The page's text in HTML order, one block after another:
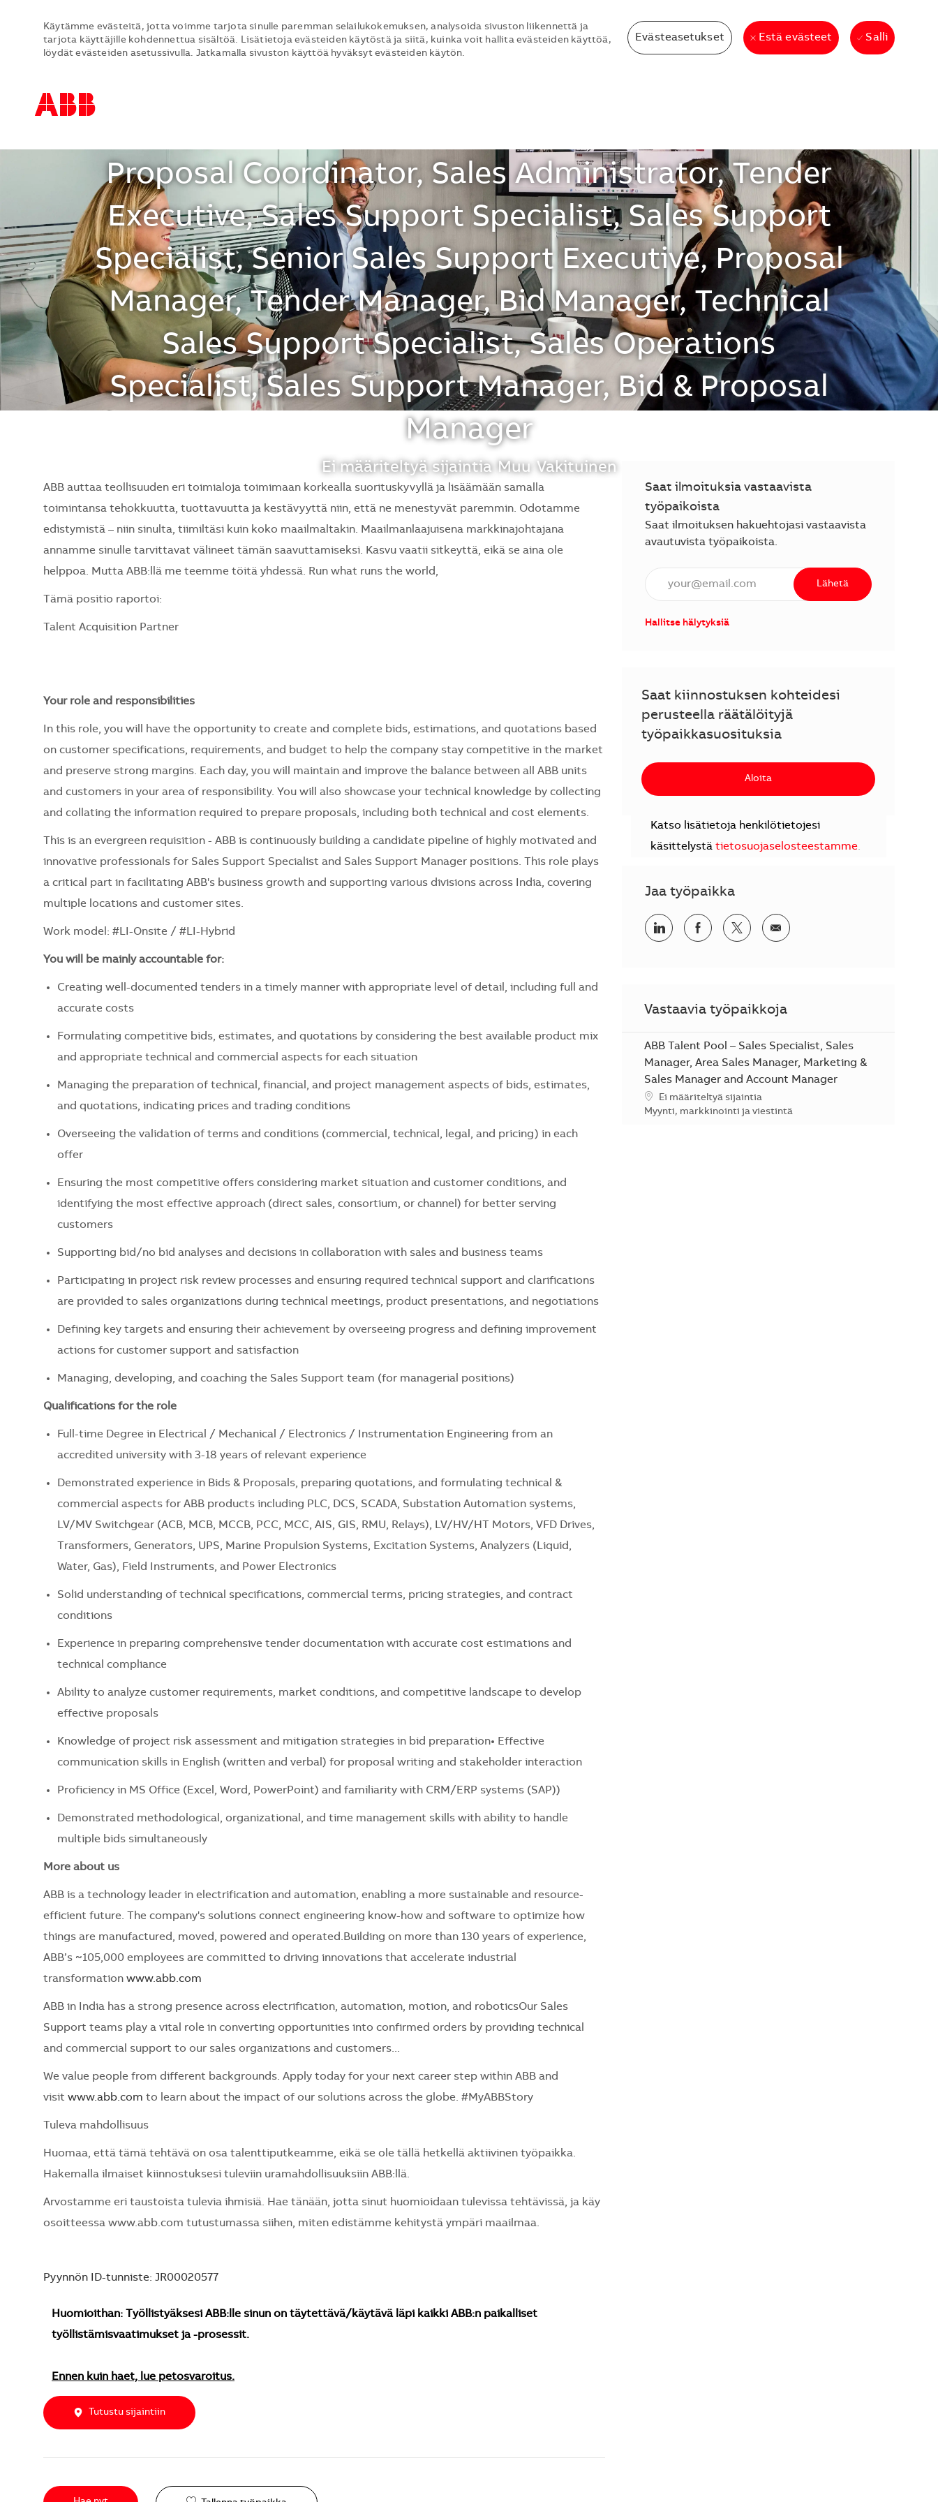
Käytämme evästeitä, jotta voimme tarjota sinulle paremman selailukokemuksen, analysoida sivuston liikennettä ja
tarjota käyttäjille kohdennettua sisältöä. Lisätietoja evästeiden käytöstä ja siitä, kuinka voit hallita evästeiden käyttöä,
löydät evästeiden asetussivulla. Jatkamalla sivuston käyttöä hyväksyt evästeiden käytön.
Evästeasetukset Estä evästeet Salli
Proposal Coordinator, Sales Administrator, Tender
Executive, Sales Support Specialist, Sales Support
Specialist, Senior Sales Support Executive, Proposal
Manager, Tender Manager, Bid Manager, Technical
Sales Support Specialist, Sales Operations
Specialist, Sales Support Manager, Bid & Proposal
Manager
Sijainti
Ei määriteltyä sijaintia Muu Vakituinen
ABB auttaa teollisuuden eri toimialoja toimimaan korkealla suorituskyvyllä ja lisäämään samalla
toimintansa tehokkuutta, tuottavuutta ja kestävyyttä niin, että ne menestyvät paremmin. Odotamme
edistymistä – niin sinulta, tiimiltäsi kuin koko maailmaltakin. Maailmanlaajuisena markkinajohtajana
annamme sinulle tarvittavat välineet tämän saavuttamiseksi. Kasvu vaatii sitkeyttä, eikä se aina ole
helppoa. Mutta ABB:llä me teemme töitä yhdessä. Run what runs the world,
Tämä positio raportoi:
Talent Acquisition Partner
Your role and responsibilities
In this role, you will have the opportunity to create and complete bids, estimations, and quotations based
on customer specifications, requirements, and budget to help the company stay competitive in the market
and preserve strong margins. Each day, you will maintain and improve the balance between all ABB units
and customers in your area of responsibility. You will also showcase your technical knowledge by collecting
and collating the information required to prepare proposals, including both technical and cost elements.
This is an evergreen requisition - ABB is continuously building a candidate pipeline of highly motivated and
innovative professionals for Sales Support Specialist and Sales Support Manager positions. This role plays
a critical part in facilitating ABB's business growth and supporting various divisions across India, covering
multiple locations and customer sites.
Work model: #LI-Onsite / #LI-Hybrid
You will be mainly accountable for:
Creating well-documented tenders in a timely manner with appropriate level of detail, including full and
accurate costs
Formulating competitive bids, estimates, and quotations by considering the best available product mix
and appropriate technical and commercial aspects for each situation
Managing the preparation of technical, financial, and project management aspects of bids, estimates,
and quotations, indicating prices and trading conditions
Overseeing the validation of terms and conditions (commercial, technical, legal, and pricing) in each
offer
Ensuring the most competitive offers considering market situation and customer conditions, and
identifying the most effective approach (direct sales, consortium, or channel) for better serving
customers
Supporting bid/no bid analyses and decisions in collaboration with sales and business teams
Participating in project risk review processes and ensuring required technical support and clarifications
are provided to sales organizations during technical meetings, product presentations, and negotiations
Defining key targets and ensuring their achievement by overseeing progress and defining improvement
actions for customer support and satisfaction
Managing, developing, and coaching the Sales Support team (for managerial positions)
Qualifications for the role
Full-time Degree in Electrical / Mechanical / Electronics / Instrumentation Engineering from an
accredited university with 3-18 years of relevant experience
Demonstrated experience in Bids & Proposals, preparing quotations, and formulating technical &
commercial aspects for ABB products including PLC, DCS, SCADA, Substation Automation systems,
LV/MV Switchgear (ACB, MCB, MCCB, PCC, MCC, AIS, GIS, RMU, Relays), LV/HV/HT Motors, VFD Drives,
Transformers, Generators, UPS, Marine Propulsion Systems, Excitation Systems, Analyzers (Liquid,
Water, Gas), Field Instruments, and Power Electronics
Solid understanding of technical specifications, commercial terms, pricing strategies, and contract
conditions
Experience in preparing comprehensive tender documentation with accurate cost estimations and
technical compliance
Ability to analyze customer requirements, market conditions, and competitive landscape to develop
effective proposals
Knowledge of project risk assessment and mitigation strategies in bid preparation• Effective
communication skills in English (written and verbal) for proposal writing and stakeholder interaction
Proficiency in MS Office (Excel, Word, PowerPoint) and familiarity with CRM/ERP systems (SAP))
Demonstrated methodological, organizational, and time management skills with ability to handle
multiple bids simultaneously
More about us
ABB is a technology leader in electrification and automation, enabling a more sustainable and resource-
efficient future. The company's solutions connect engineering know-how and software to optimize how
things are manufactured, moved, powered and operated.Building on more than 130 years of experience,
ABB’s ~105,000 employees are committed to driving innovations that accelerate industrial
transformation www.abb.com
ABB in India has a strong presence across electrification, automation, motion, and roboticsOur Sales
Support teams play a vital role in converting opportunities into confirmed orders by providing technical
and commercial support to our sales organizations and customers...
We value people from different backgrounds. Apply today for your next career step within ABB and
visit www.abb.com to learn about the impact of our solutions across the globe. #MyABBStory
Tuleva mahdollisuus
Huomaa, että tämä tehtävä on osa talenttiputkeamme, eikä se ole tällä hetkellä aktiivinen työpaikka.
Hakemalla ilmaiset kiinnostuksesi tuleviin uramahdollisuuksiin ABB:llä.
Arvostamme eri taustoista tulevia ihmisiä. Hae tänään, jotta sinut huomioidaan tulevissa tehtävissä, ja käy
osoitteessa www.abb.com tutustumassa siihen, miten edistämme kehitystä ympäri maailmaa.
Pyynnön ID-tunniste: JR00020577
Huomioithan: Työllistyäksesi ABB:lle sinun on täytettävä/käytävä läpi kaikki ABB:n paikalliset
työllistämisvaatimukset ja -prosessit.
Ennen kuin haet, lue petosvaroitus.
Tutustu sijaintiin
Saat ilmoituksia vastaavista
työpaikoista
Saat ilmoituksen hakuehtojasi vastaavista
avautuvista työpaikoista.
Anna sähköpostiosoite (vaaditaan).
Lähetä
Hallitse hälytyksiä
Saat kiinnostuksen kohteidesi
perusteella räätälöityjä
työpaikkasuosituksia
Aloita
Katso lisätietoja henkilötietojesi
käsittelystä tietosuojaselosteestamme.
Jaa työpaikka
Jaa LinkedInissäJaa Facebookissa
Jaa TwitterissäJaa sähköpostilla
Vastaavia työpaikkoja
ABB Talent Pool – Sales Specialist, Sales
Manager, Area Sales Manager, Marketing &
Sales Manager and Account Manager
SijaintiEi määriteltyä sijaintia
Kategoria
Myynti, markkinointi ja viestintä